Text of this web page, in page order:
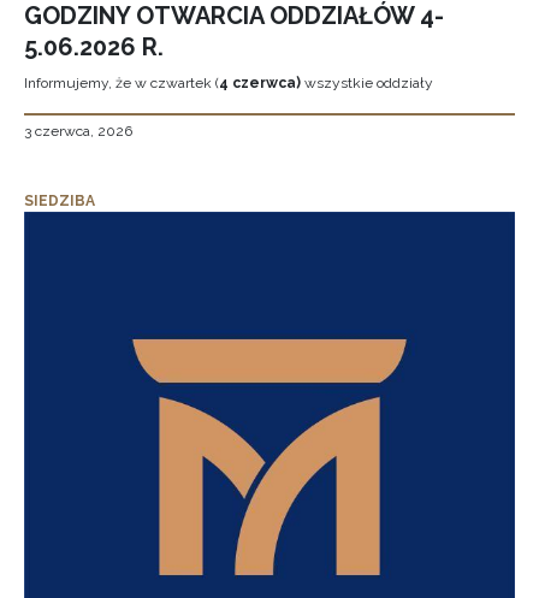
GODZINY OTWARCIA ODDZIAŁÓW 4-
5.06.2026 R.
Informujemy, że w czwartek (4 czerwca) wszystkie oddziały
3 czerwca, 2026
SIEDZIBA